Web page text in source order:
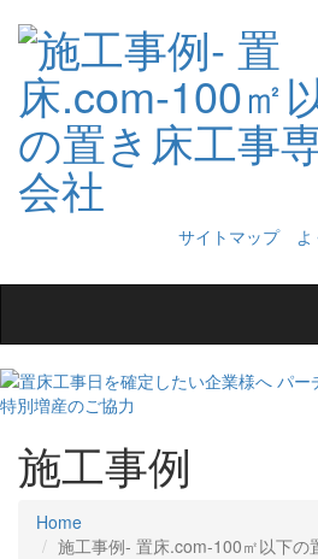
サイトマップ
navigation
施工事例
Home
施工事例‐ 置床.com-100㎡以下の